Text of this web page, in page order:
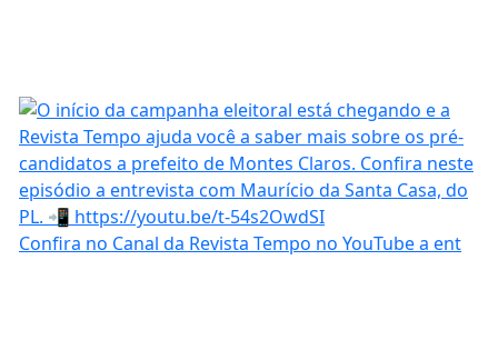
Confira no Canal da Revista Tempo no YouTube a ent